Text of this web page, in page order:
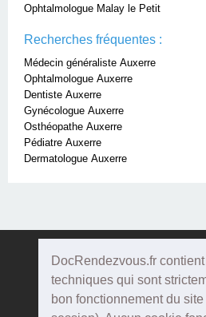
DocRendezvous.fr
techniques qui sont
bon fonctionnement du
Ophtalmologue Malay le Petit
Recherches fréquentes :
Médecin généraliste Auxerre
Ophtalmologue Auxerre
Dentiste Auxerre
Gynécologue Auxerre
Osthéopathe Auxerre
Pédiatre Auxerre
Dermatologue Auxerre
Doc